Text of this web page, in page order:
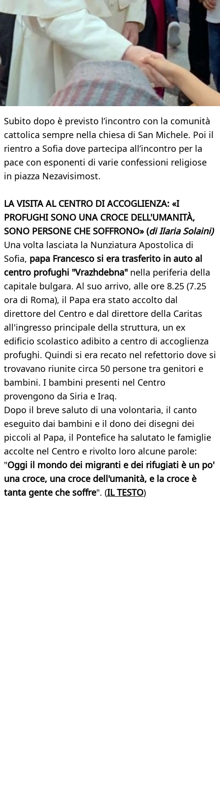
Subito dopo è previsto l’incontro con la comunità
cattolica sempre nella chiesa di San Michele. Poi il
rientro a Sofia dove partecipa all’incontro per la
pace con esponenti di varie confessioni religiose
in piazza Nezavisimost.
LA VISITA AL CENTRO DI ACCOGLIENZA: «I
PROFUGHI SONO UNA CROCE DELL'UMANITÀ,
SONO PERSONE CHE SOFFRONO» (di Ilaria Solaini)
Una volta lasciata la Nunziatura Apostolica di
Sofia, papa Francesco si era trasferito in auto al
centro profughi "Vrazhdebna" nella periferia della
capitale bulgara. Al suo arrivo, alle ore 8.25 (7.25
ora di Roma), il Papa era stato accolto dal
direttore del Centro e dal direttore della Caritas
all'ingresso principale della struttura, un ex
edificio scolastico adibito a centro di accoglienza
profughi. Quindi si era recato nel refettorio dove si
trovavano riunite circa 50 persone tra genitori e
bambini. I bambini presenti nel Centro
provengono da Siria e Iraq.
Dopo il breve saluto di una volontaria, il canto
eseguito dai bambini e il dono dei disegni dei
piccoli al Papa, il Pontefice ha salutato le famiglie
accolte nel Centro e rivolto loro alcune parole:
"Oggi il mondo dei migranti e dei rifugiati è un po'
una croce, una croce dell'umanità, e la croce è
tanta gente che soffre". (IL TESTO)